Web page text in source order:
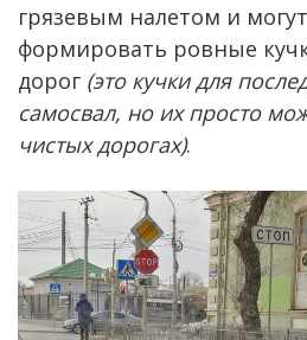
грязевым налетом и
формировать ровные
дорог (это кучки для
самосвал, но их просто
чистых дорогах).